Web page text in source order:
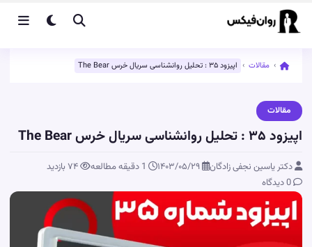
› مقالات › اپیزود ۳۵ : تحلیل روانشناسی سریال خرس The Bear
مقالات
اپیزود ۳۵ : تحلیل روانشناسی سریال خرس The Bear
دکتر یاسین نجفی زادگان ۷۴بازدید